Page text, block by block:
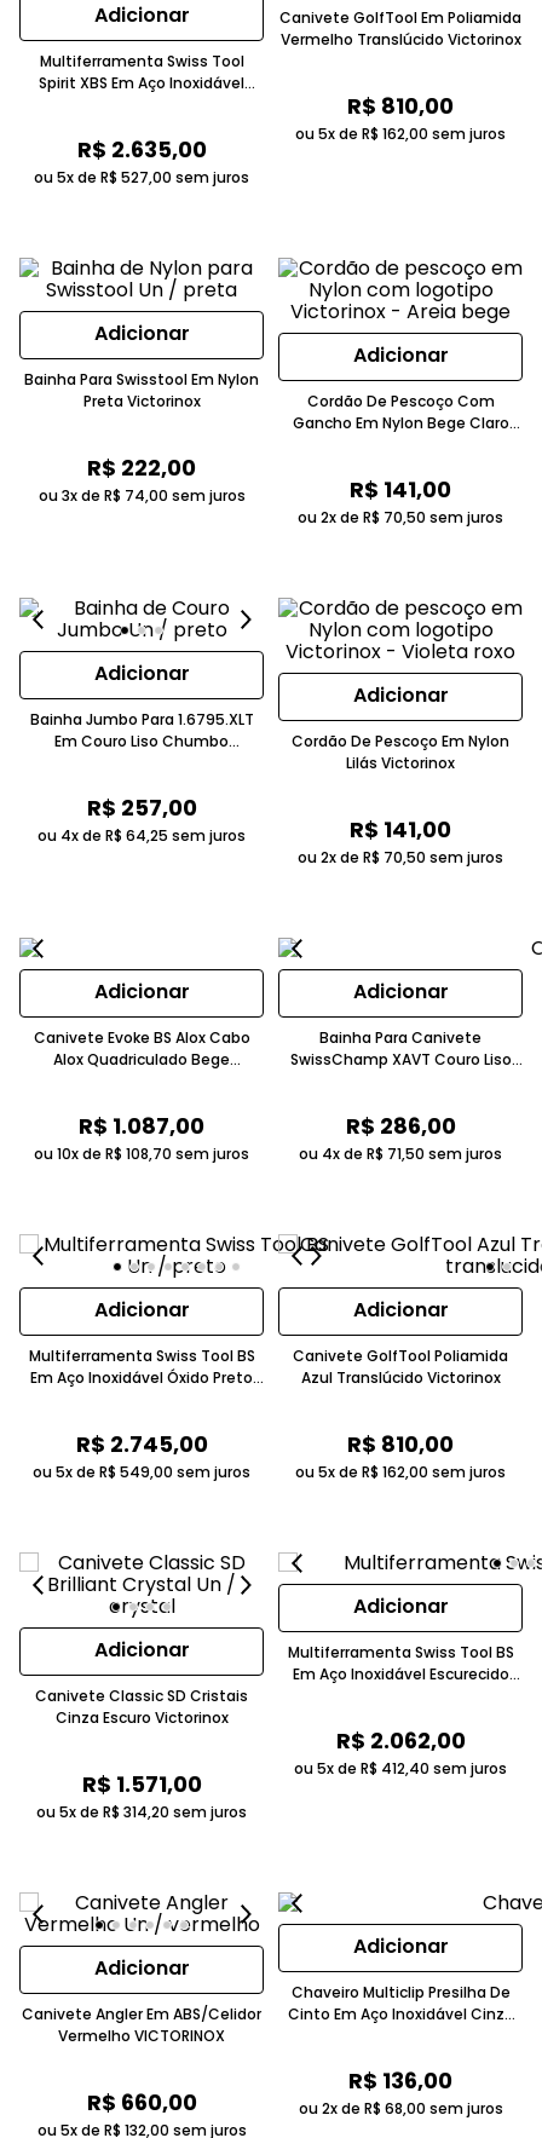
Adicionar
Multiferramenta Swiss Tool
Spirit XBS Em Aço Inoxidável
R$ 2.635,00
ou 5x de R$ 527,00 sem juros
Canivete GolfTool Em Poliamida
Vermelho Translúcido Victorinox
R$ 810,00
ou 5x de R$ 162,00 sem juros
Adicionar
Bainha Para Swisstool Em Nylon
Preta Victorinox
R$ 222,00
ou 3x de R$ 74,00 sem juros
Adicionar
Cordão De Pescoço Com
Gancho Em Nylon Bege Claro
R$ 141,00
ou 2x de R$ 70,50 sem juros
Adicionar
Bainha Jumbo Para 1.6795.XLT
Em Couro Liso Chumbo
R$ 257,00
ou 4x de R$ 64,25 sem juros
Adicionar
Cordão De Pescoço Em Nylon
Lilás Victorinox
R$ 141,00
ou 2x de R$ 70,50 sem juros
Adicionar
Canivete Evoke BS Alox Cabo
Alox Quadriculado Bege
R$ 1.087,00
ou 10x de R$ 108,70 sem juros
Adicionar
Bainha Para Canivete
SwissChamp XAVT Couro Liso
R$ 286,00
ou 4x de R$ 71,50 sem juros
Adicionar
Multiferramenta Swiss Tool BS
Em Aço Inoxidável Óxido Preto
R$ 2.745,00
ou 5x de R$ 549,00 sem juros
Adicionar
Canivete GolfTool Poliamida
Azul Translúcido Victorinox
R$ 810,00
ou 5x de R$ 162,00 sem juros
Adicionar
Canivete Classic SD Cristais
Cinza Escuro Victorinox
R$ 1.571,00
ou 5x de R$ 314,20 sem juros
Adicionar
Multiferramenta Swiss Tool BS
Em Aço Inoxidável Escurecido
R$ 2.062,00
ou 5x de R$ 412,40 sem juros
Adicionar
Canivete Angler Em ABS/Celidor
Vermelho VICTORINOX
R$ 660,00
ou 5x de R$ 132,00 sem juros
Adicionar
Chaveiro Multiclip Presilha De
Cinto Em Aço Inoxidável Cinza
R$ 136,00
ou 2x de R$ 68,00 sem juros